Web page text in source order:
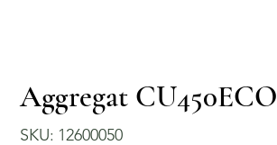
Aggregat CU450ECO
SKU:
SKU
12600050
12600050